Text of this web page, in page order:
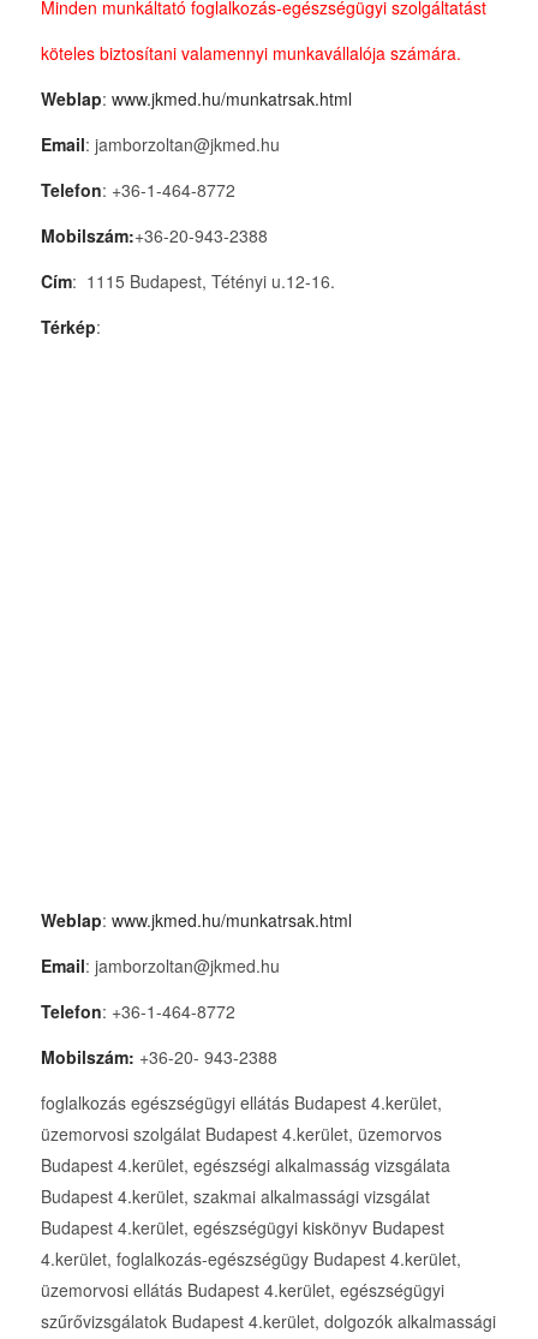
Minden munkáltató foglalkozás-egészségügyi szolgáltatást
köteles biztosítani valamennyi munkavállalója számára.
Weblap: www.jkmed.hu/munkatrsak.html
Email: jamborzoltan@jkmed.hu
Telefon: +36-1-464-8772
Mobilszám:+36-20-943-2388
Cím: 1115 Budapest, Tétényi u.12-16.
Térkép:
Weblap: www.jkmed.hu/munkatrsak.html
Email: jamborzoltan@jkmed.hu
Telefon: +36-1-464-8772
Mobilszám: +36-20- 943-2388
foglalkozás egészségügyi ellátás Budapest 4.kerület,
üzemorvosi szolgálat Budapest 4.kerület, üzemorvos
Budapest 4.kerület, egészségi alkalmasság vizsgálata
Budapest 4.kerület, szakmai alkalmassági vizsgálat
Budapest 4.kerület, egészségügyi kiskönyv Budapest
4.kerület, foglalkozás-egészségügy Budapest 4.kerület,
üzemorvosi ellátás Budapest 4.kerület, egészségügyi
szűrővizsgálatok Budapest 4.kerület, dolgozók alkalmassági